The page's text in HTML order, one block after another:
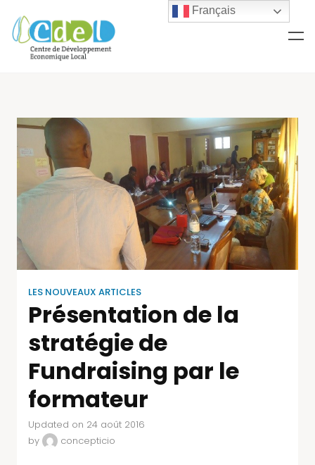
LES NOUVEAUX ARTICLES
Présentation de la
stratégie de
Fundraising par le
formateur
Updated on 24 août 2016
by
concepticio
Français